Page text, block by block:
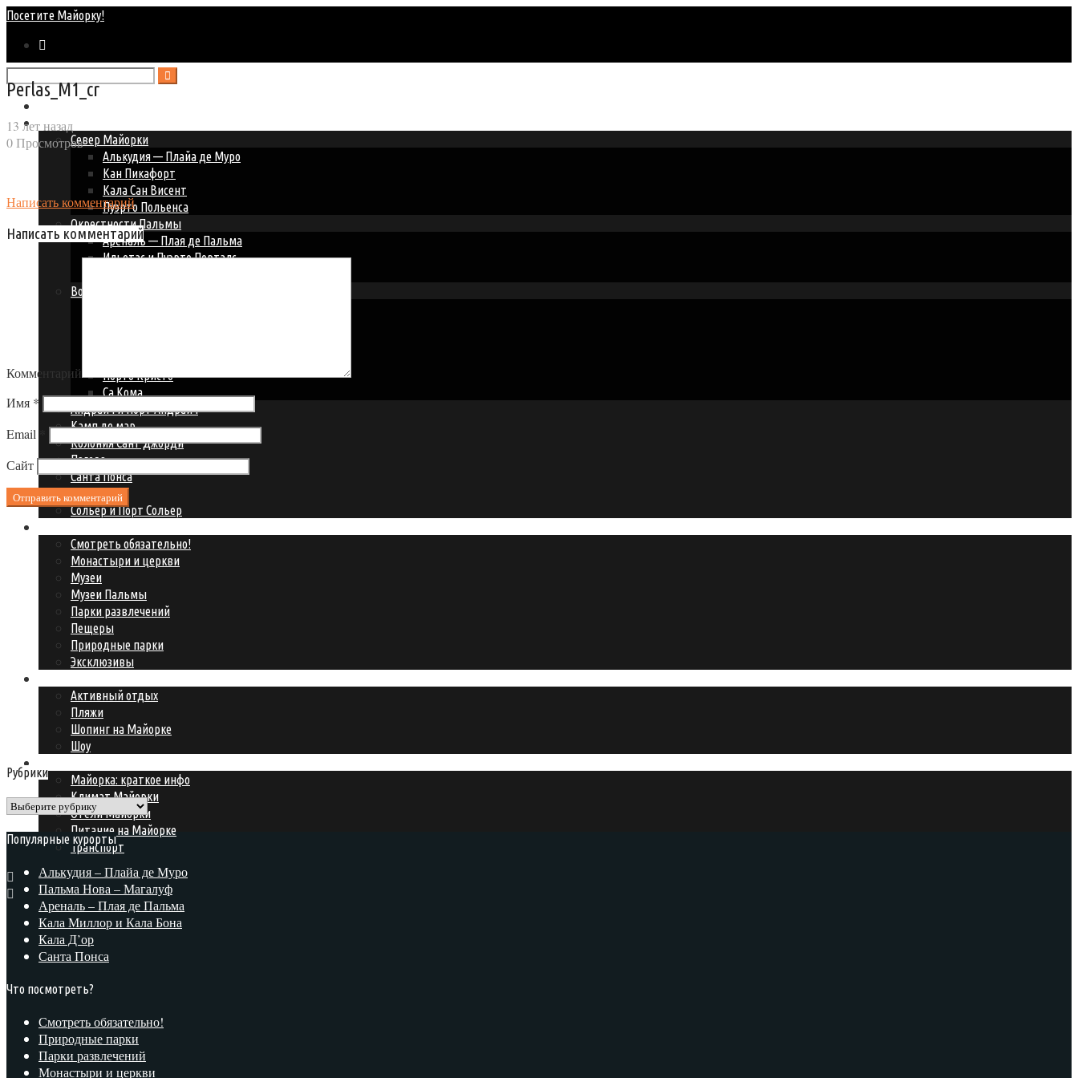
Посетите Майорку!
Курорты Майорки
Север Майорки
Алькудия — Плайа де Муро
Кан Пикафорт
Кала Сан Висент
Пуэрто Польенса
Окрестности Пальмы
Ареналь — Плая де Пальма
Ильетас и Пуэрто Порталс
Восточное побережье
Порто Кристо
Са Кома
Андрайч и Порт Андрайч
Камп де мар
Колония Сант Джорди
Пагера
Санта Понса
Сант Эльм
Сольер и Порт Сольер
Смотреть обязательно!
Монастыри и церкви
Музеи
Музеи Пальмы
Парки развлечений
Пещеры
Природные парки
Эксклюзивы
Активный отдых
Пляжи
Шопинг на Майорке
Шоу
Майорка: краткое инфо
Климат Майорки
Отели Майорки
Питание на Майорке
Транспорт
Perlas_M1_cr
13 лет назад
0 Просмотров
Написать комментарий
Написать комментарий
Комментарий
Имя *
Email
Сайт
Рубрики
Рубрики
Популярные курорты
Алькудия – Плайа де Муро
Пальма Нова – Магалуф
Ареналь – Плая де Пальма
Кала Миллор и Кала Бона
Кала Д’ор
Санта Понса
Что посмотреть?
Смотреть обязательно!
Природные парки
Парки развлечений
Монастыри и церкви